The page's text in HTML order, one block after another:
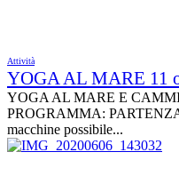
Attività
YOGA AL MARE 11
YOGA AL MARE E
PROGRAMMA:
macchine possibile...